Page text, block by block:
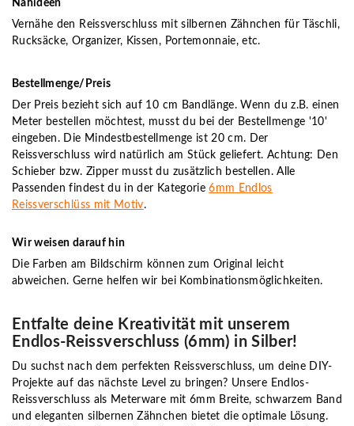
Nähideen
Vernähe den Reissverschluss mit silbernen Zähnchen für Täschli,
Rucksäcke, Organizer, Kissen, Portemonnaie, etc.
Bestellmenge/Preis
Der Preis bezieht sich auf 10 cm Bandlänge. Wenn du z.B. einen
Meter bestellen möchtest, musst du bei der Bestellmenge '10'
eingeben. Die Mindestbestellmenge ist 20 cm. Der
Reissverschluss wird natürlich am Stück geliefert. Achtung: Den
Schieber bzw. Zipper musst du zusätzlich bestellen. Alle
Passenden findest du in der Kategorie6mm Endlos
Reissverschlüss mit Motiv.
Wir weisen darauf hin
Die Farben am Bildschirm können zum Original leicht
abweichen. Gerne helfen wir bei Kombinationsmöglichkeiten.
Entfalte deine Kreativität mit unserem
Endlos-Reissverschluss (6mm) in Silber!
Du suchst nach dem perfekten Reissverschluss, um deine DIY-
Projekte auf das nächste Level zu bringen? Unsere Endlos-
Reissverschluss als Meterware mit 6mm Breite, schwarzem Band
und eleganten silbernen Zähnchen bietet die optimale Lösung.